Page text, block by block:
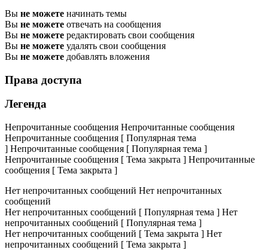
Вы не можете начинать темы
Вы не можете отвечать на сообщения
Вы не можете редактировать свои сообщения
Вы не можете удалять свои сообщения
Вы не можете добавлять вложения
Права доступа
Легенда
Непрочитанные сообщения Непрочитанные сообщения
Непрочитанные сообщения [ Популярная тема
] Непрочитанные сообщения [ Популярная тема ]
Непрочитанные сообщения [ Тема закрыта ] Непрочитанные
сообщения [ Тема закрыта ]
Нет непрочитанных сообщений Нет непрочитанных
сообщений
Нет непрочитанных сообщений [ Популярная тема ] Нет
непрочитанных сообщений [ Популярная тема ]
Нет непрочитанных сообщений [ Тема закрыта ] Нет
непрочитанных сообщений [ Тема закрыта ]